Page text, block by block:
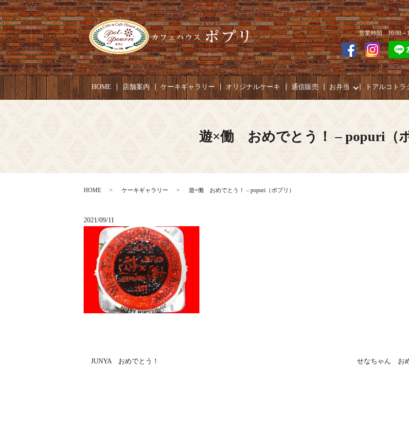
営業時間 10:00
HOME 店舗案内 ケーキギャラリー オリジナルケーキ 通信販売 お弁当 トアルコトラ
遊×働 おめでとう！ – popuri（ポ
HOME ケーキギャラリー 遊×働 おめでとう！ – popuri（ポプリ）
2021/09/11
JUNYA おめでとう！ せなちゃん お